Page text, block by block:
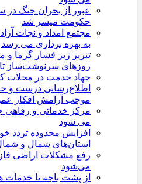
عبور از بحران جنگ در
حکومت میسر شد
مجتمع امداد و نجات
به بهره ‌برداری می‌ رسد
تبریز زیر فشار گرما
روزهای سرنوشت‌ساز
جهاد خدمت در محلات
اطلاع‌رسانی درست و
موجب آرامش افکار
مرکز خدماتی و رفاهی
می شود
افزایش محدوده تردد
استان‌های شمال و
می‌شود
از پشت باجه تا